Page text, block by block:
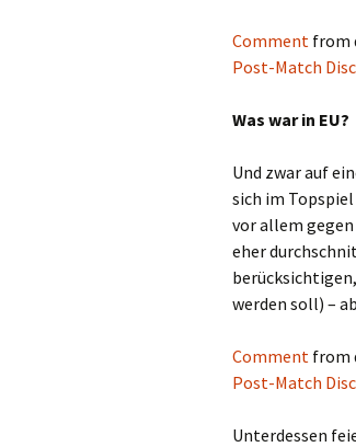
Comment from
Post-Match
Was war in EU?
Und zwar auf
sich im Topspiel
vor allem gegen
eher
werden soll) –
Comment from
Post-Match
Unterdessen